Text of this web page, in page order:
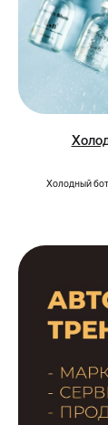
Холодный